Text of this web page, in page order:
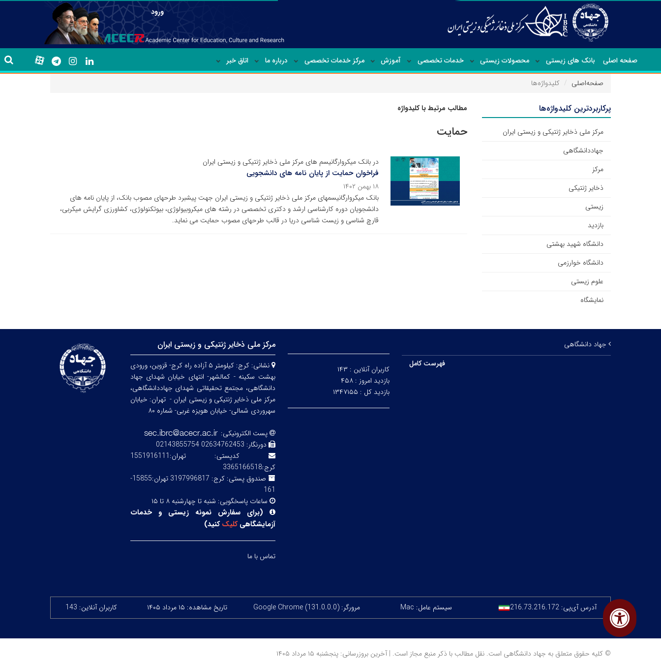
ورود
صفحه اصلی بانک های زیستی محصولات زیستی خدمات تخصصی آموزش مرکز خدمات تخصصی درباره ما اتاق خبر
صفحه‌اصلی کلیدواژه‌ها
مطالب مرتبط با کلیدواژه
حمایت
در بانک میکروارگانیسم های مرکز ملی ذخایر ژنتیکی و زیستی ایران
فراخوان حمایت از پایان نامه های دانشجویی
۱۸ بهمن ۱۴۰۲
بانک میکروارگانیسمهای مرکز ملی ذخایر ژنتیکی و زیستی ایران جهت پیشبرد طرحهای مصوب بانک، از پایان نامه های
دانشجویان دوره کارشناسی ارشد و دکتری تخصصی در رشته های میکروبیولوژی، بیوتکنولوژی، کشاورزی گرایش میکربی،
قارچ شناسی و زیست شناسی دریا در قالب طرحهای مصوب حمایت می نماید.
پرکاربردترین کلیدواژه‌ها
مرکز ملی ذخایر ژنتیکی و زیستی ایران
جهاددانشگاهی
مرکز
ذخایر ژنتیکی
زیستی
بازدید
دانشگاه شهید بهشتی
دانشگاه خوارزمی
علوم زیستی
نمایشگاه
جهاد دانشگاهی
فهرست کامل
کاربران آنلاین : ۱۴۳
بازدید امروز : ۴۵۸
بازدید کل : ۱۳۴۷۱۵۵
مرکز ملی ذخایر ژنتیکی و زیستی ایران
نشانی:
کرج: کیلومتر ۵ آزاده راه کرج- قزوین، ورودی
بهشت سکینه - کمالشهر- انتهای خیابان شهدای جهاد
دانشگاهی، مجتمع تحقیقاتی شهدای جهاددانشگاهی،
مرکز ملی ذخایر ژنتیکی و زیستی ایران - تهران: خیابان
سهروردی شمالی- خیابان هویزه غربی- شماره ۸۰
پست الکترونیکی:
دورنگار: 02634762453 02143855754
کدپستی:
تهران:1551916111
کرج:3365166518
صندوق پستی:
کرج: 3197996817 تهران:15855-
161
ساعات پاسخگویی: شنبه تا چهارشنبه ۸ تا ۱۵
(برای سفارش نمونه زیستی و خدمات
آزمایشگاهیکلیککنید)
تماس با ما
آدرس آی‌پی: 216.73.216.172 سیستم عامل: Mac مرورگر: Google Chrome (131.0.0.0) تاریخ مشاهده: ۱۵ مرداد ۱۴۰۵ کاربران آنلاین: 143
© کلیه حقوق متعلق به جهاد دانشگاهی است. نقل مطالب با ذکر منبع مجاز است. | آخرین بروزرسانی: پنجشنبه ۱۵ مرداد ۱۴۰۵